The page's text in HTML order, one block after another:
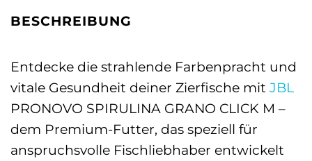
BESCHREIBUNG
Entdecke die strahlende Farbenpracht und
vitale Gesundheit deiner Zierfische mit JBL
PRONOVO SPIRULINA GRANO CLICK M –
dem Premium-Futter, das speziell für
anspruchsvolle Fischliebhaber entwickelt